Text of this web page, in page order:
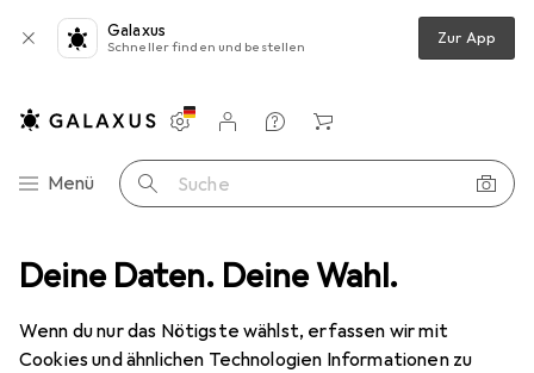
Deine Daten. Deine Wahl.
Wenn du nur das Nötigste wählst, erfassen wir mit
Cookies und ähnlichen Technologien Informationen zu
Galaxus
Schneller finden und bestellen Zur App
Navigation nach Kategorien
Menü Suche
Einstellungen
Kundenkonto
Vergleichslisten
Merklisten
Warenkorb
Gedore 8798-70 Aufsteckmaulschlüssel 28 Z, 70 mm